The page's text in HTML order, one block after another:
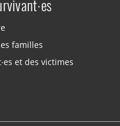
familles
et des victimes